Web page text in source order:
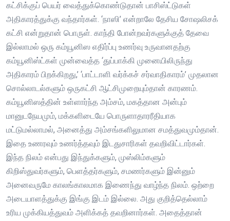
கட்சிக்குப் பெயர் வைத்துக்கொண்டுதான் பாசிஸ்ட்டுகள்
அதிகாரத்துக்கு வந்தார்கள். ‘நாஸி’ என்றாலே தேசிய சோஷலிசக்
கட்சி என்றுதான் பொருள். காந்தி போன்றவர்களுக்குத் தேவை
இல்லாமல் ஒரு கம்யூனிஸ எதிர்ப்பு உணர்வு உருவானதற்கு
கம்யூனிஸ்ட்கள் முன்வைத்த ‘துப்பாக்கி முனையிலிருந்து
அதிகாரம் பிறக்கிறது,’ ‘பாட்டாளி வர்க்கச் சர்வாதிகாரம்’ முதலான
சொல்லாடல்களும் ஒருகட்சி ஆட்சிமுறையும்தான் காரணம்.
கம்யூனிஸத்தின் உள்ளார்ந்த அம்சம், மகத்தான அன்பும்
மானுடநேயமும், மக்களிடையே பொருளாதாரரீதியாக
மட்டுமல்லாமல், அனைத்து அம்சங்களிலுமான சமத்துவமும்தான்.
இதை உணரவும் உணர்த்தவும் இடதுசாரிகள் தவறிவிட்டார்கள்.
இந்த நிலம் என்பது இந்துக்களும், முஸ்லிம்களும்
கிறிஸ்துவர்களும், பெளத்தர்களும், சமணர்களும் இன்னும்
அனைவருமே காலங்காலமாக இணைந்து வாழ்ந்த நிலம். ஒற்றை
அடையாளத்துக்கு இங்கு இடம் இல்லை. அது குறித்தெல்லாம்
உரிய முக்கியத்துவம் அளிக்கத் தவறினார்கள். அதைத்தான்